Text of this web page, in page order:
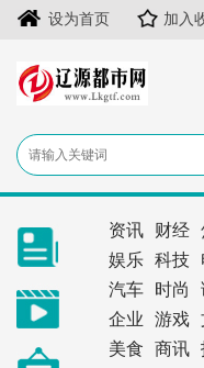
设为首页 加入
资讯 财经
娱乐
科技
汽车
时尚
企业
游戏
美食
商讯